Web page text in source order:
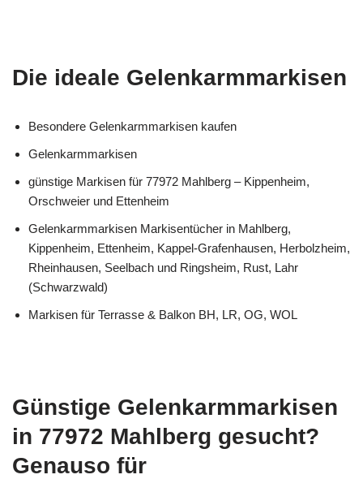
Die ideale Gelenkarmmarkisen
Besondere Gelenkarmmarkisen kaufen
Gelenkarmmarkisen
günstige Markisen für 77972 Mahlberg – Kippenheim,
Orschweier und Ettenheim
Gelenkarmmarkisen Markisentücher in Mahlberg,
Kippenheim, Ettenheim, Kappel-Grafenhausen, Herbolzheim,
Rheinhausen, Seelbach und Ringsheim, Rust, Lahr
(Schwarzwald)
Markisen für Terrasse & Balkon BH, LR, OG, WOL
Günstige Gelenkarmmarkisen
in 77972 Mahlberg gesucht?
Genauso für